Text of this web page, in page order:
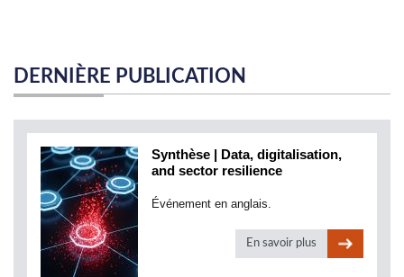
DERNIÈRE PUBLICATION
Synthèse | Data, digitalisation,
and sector resilience
Événement en anglais.
En savoir plus